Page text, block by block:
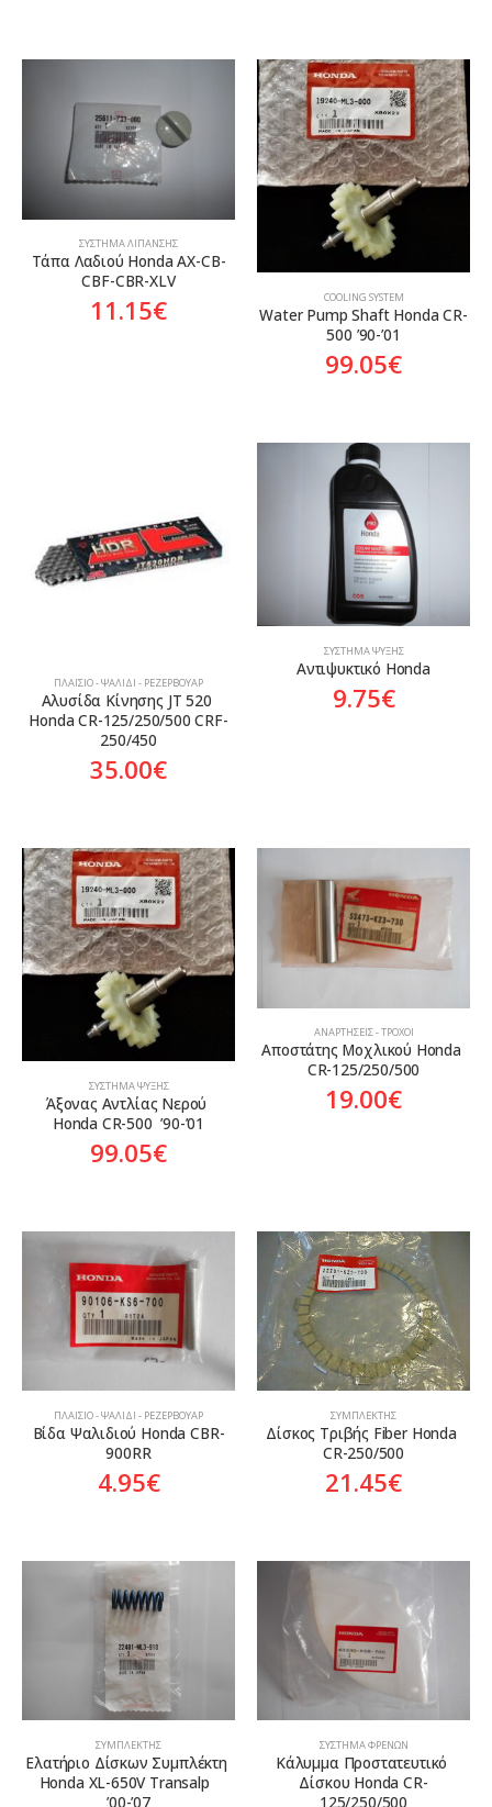
ΣΎΣΤΗΜΑ ΛΊΠΑΝΣΗΣ
Tάπα Λαδιού Honda AX-CB-
CBF-CBR-XLV
11.15€ COOLING SYSTEM
Water Pump Shaft Honda CR-
500 ’90-’01
99.05€
ΠΛΑΊΣΙΟ - ΨΑΛΊΔΙ - ΡΕΖΕΡΒΟΥΆΡ
Αλυσίδα Κίνησης JT 520
Honda CR-125/250/500 CRF-
250/450
35.00€
ΣΎΣΤΗΜΑ ΨΎΞΗΣ
Αντιψυκτικό Honda
9.75€
ΣΎΣΤΗΜΑ ΨΎΞΗΣ
Άξονας Αντλίας Νερού
Honda CR-500  ’90-’01
99.05€
ΑΝΑΡΤΉΣΕΙΣ - ΤΡΟΧΟΊ
Αποστάτης Μοχλικού Honda
CR-125/250/500
19.00€
ΠΛΑΊΣΙΟ - ΨΑΛΊΔΙ - ΡΕΖΕΡΒΟΥΆΡ
Βίδα Ψαλιδιού Honda CBR-
900RR
4.95€
ΣΥΜΠΛΈΚΤΗΣ
Δίσκος Τριβής Fiber Honda
CR-250/500
21.45€
ΣΥΜΠΛΈΚΤΗΣ
Ελατήριο Δίσκων Συμπλέκτη
Honda XL-650V Transalp
’00-’07
ΣΎΣΤΗΜΑ ΦΡΈΝΩΝ
Κάλυμμα Προστατευτικό
Δίσκου Honda CR-
125/250/500